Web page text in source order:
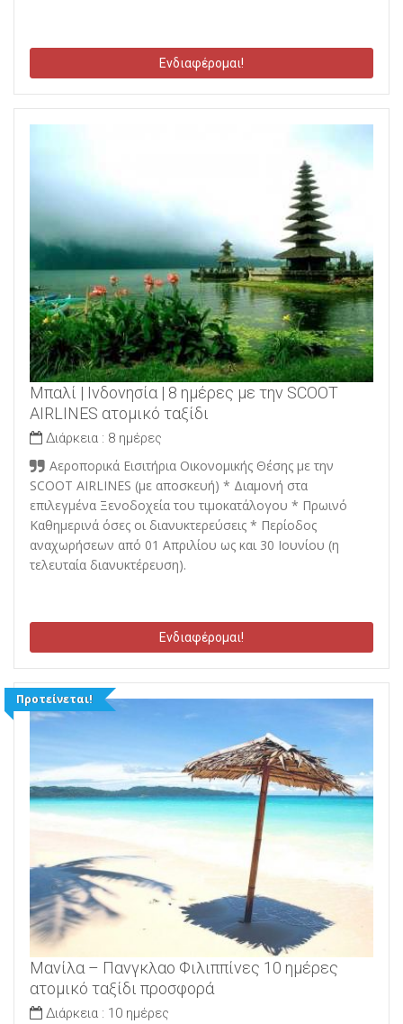
Ενδιαφέρομαι!
Μπαλί | Ινδονησία | 8 ημέρες με την SCOOT
AIRLINES ατομικό ταξίδι
Διάρκεια : 8 ημέρες
Αεροπορικά Εισιτήρια Οικονομικής Θέσης με την
SCOOT AIRLINES (με αποσκευή) * Διαμονή στα
επιλεγμένα Ξενοδοχεία του τιμοκατάλογου * Πρωινό
Καθημερινά όσες οι διανυκτερεύσεις * Περίοδος
αναχωρήσεων από 01 Απριλίου ως και 30 Ιουνίου (η
τελευταία διανυκτέρευση).
Ενδιαφέρομαι!
Προτείνεται!
Μανίλα – Πανγκλαο Φιλιππίνες 10 ημέρες
ατομικό ταξίδι προσφορά
Διάρκεια : 10 ημέρες